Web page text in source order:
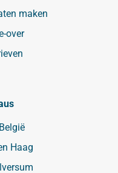
maken
over
Haag